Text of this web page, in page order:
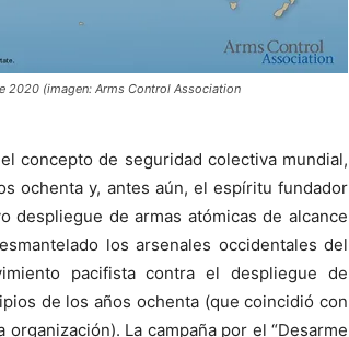
2020 (imagen: Arms Control Association
concepto de seguridad colectiva mundial,
ochenta y, antes aún, el espíritu fundador
despliegue de armas atómicas de alcance
los arsenales occidentales del
pacifista contra el despliegue de
de los años ochenta (que coincidió con
La campaña por el “Desarme